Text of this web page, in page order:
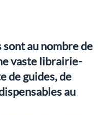
au nombre de
vaste librairie-
de guides, de
au